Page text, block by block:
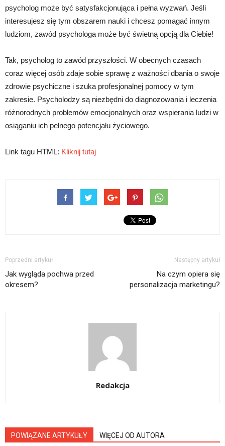
psycholog może być satysfakcjonująca i pełna wyzwań. Jeśli
interesujesz się tym obszarem nauki i chcesz pomagać innym
ludziom, zawód psychologa może być świetną opcją dla Ciebie!
Tak, psycholog to zawód przyszłości. W obecnych czasach
coraz więcej osób zdaje sobie sprawę z ważności dbania o swoje
zdrowie psychiczne i szuka profesjonalnej pomocy w tym
zakresie. Psycholodzy są niezbędni do diagnozowania i leczenia
różnorodnych problemów emocjonalnych oraz wspierania ludzi w
osiąganiu ich pełnego potencjału życiowego.
Link tagu HTML: Kliknij tutaj
Poprzedni artykuł
Jak wygląda pochwa przed
okresem?
Następny artykuł
Na czym opiera się
personalizacja marketingu?
Redakcja
POWIĄZANE ARTYKUŁY WIĘCEJ OD AUTORA